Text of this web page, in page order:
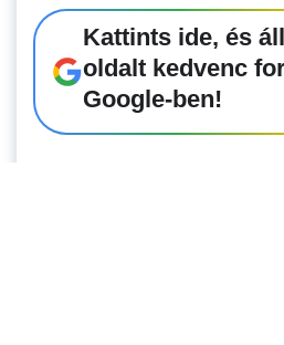
Kattints ide, és
oldalt kedvenc
Google-ben!